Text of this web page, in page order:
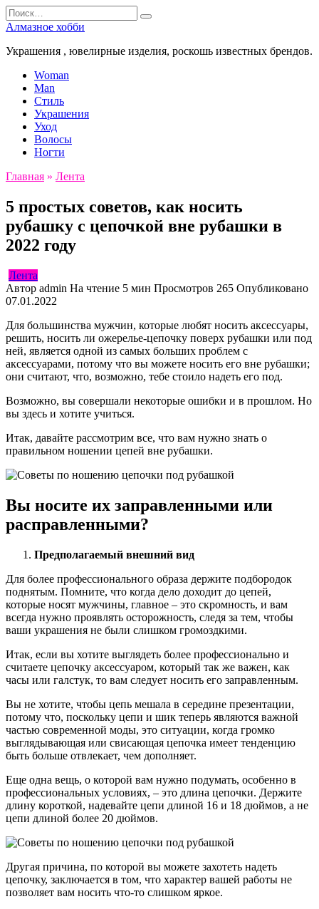
Перейти
к
Search
for:
Алмазное хобби
Украшения , ювелирные изделия, роскошь известных брендов.
Woman
Man
Стиль
Украшения
Уход
Волосы
Ногти
Главная » Лента
5 простых советов, как носить
рубашку с цепочкой вне рубашки в
2022 году
Лента
Автор admin На чтение 5 мин Просмотров 265 Опубликовано
07.01.2022
Для большинства мужчин, которые любят носить аксессуары,
решить, носить ли ожерелье-цепочку поверх рубашки или под
ней, является одной из самых больших проблем с
аксессуарами, потому что вы можете носить его вне рубашки;
они считают, что, возможно, тебе стоило надеть его под.
Возможно, вы совершали некоторые ошибки и в прошлом. Но
вы здесь и хотите учиться.
Итак, давайте рассмотрим все, что вам нужно знать о
правильном ношении цепей вне рубашки.
Вы носите их заправленными или
расправленными?
Предполагаемый внешний вид
Для более профессионального образа держите подбородок
поднятым. Помните, что когда дело доходит до цепей,
которые носят мужчины, главное – это скромность, и вам
всегда нужно проявлять осторожность, следя за тем, чтобы
ваши украшения не были слишком громоздкими.
Итак, если вы хотите выглядеть более профессионально и
считаете цепочку аксессуаром, который так же важен, как
часы или галстук, то вам следует носить его заправленным.
Вы не хотите, чтобы цепь мешала в середине презентации,
потому что, поскольку цепи и шик теперь являются важной
частью современной моды, это ситуации, когда громко
выглядывающая или свисающая цепочка имеет тенденцию
быть больше отвлекает, чем дополняет.
Еще одна вещь, о которой вам нужно подумать, особенно в
профессиональных условиях, – это длина цепочки. Держите
длину короткой, надевайте цепи длиной 16 и 18 дюймов, а не
цепи длиной более 20 дюймов.
Другая причина, по которой вы можете захотеть надеть
цепочку, заключается в том, что характер вашей работы не
позволяет вам носить что-то слишком яркое.